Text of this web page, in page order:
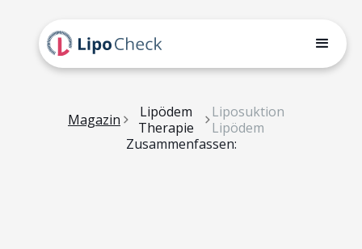
Magazin
Lipödem
Therapie
Liposuktion
Lipödem
Zusammenfassen: